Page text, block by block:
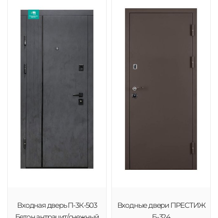
Входная дверь П-3К-503
Входные двери ПРЕСТИЖ